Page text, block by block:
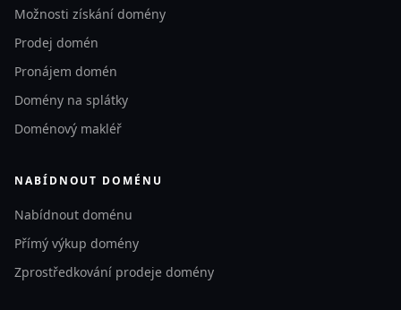
Možnosti získání domény
Prodej domén
Pronájem domén
Domény na splátky
Doménový makléř
NABÍDNOUT DOMÉNU
Nabídnout doménu
Přímý výkup domény
Zprostředkování prodeje domény